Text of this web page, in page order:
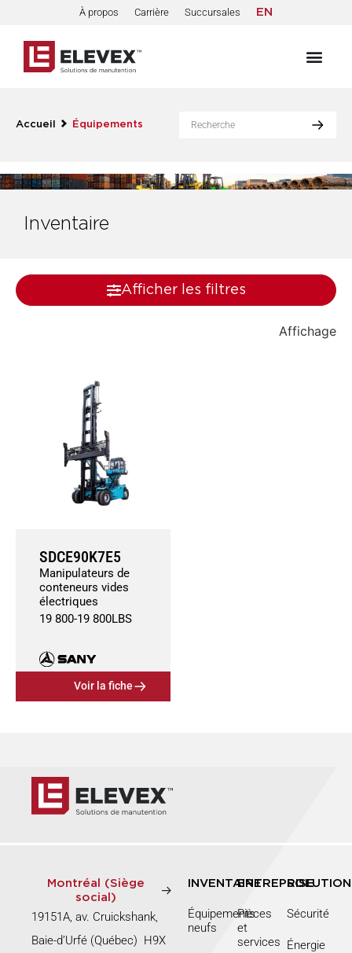
À propos Carrière Succursales EN
Accueil Équipements
Inventaire
Afficher les filtres
Affichage
SDCE90K7E5
Manipulateurs de
conteneurs vides
électriques
19 800-19 800LBS
Voir la fiche
Montréal (Siège
social)
19151A, av. Cruickshank,
Baie-d’Urfé (Québec) H9X
INVENTAIRE
Équipements
neufs
ENTREPRISE
Pièces
et
services
Sécurité
Énergie